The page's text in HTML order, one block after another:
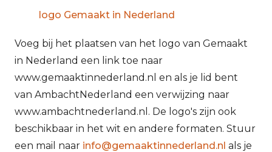
logo Gemaakt in Nederland
Voeg bij het plaatsen van het logo van Gemaakt
in Nederland een link toe naar
www.gemaaktinnederland.nl en als je lid bent
van AmbachtNederland een verwijzing naar
www.ambachtnederland.nl. De logo's zijn ook
beschikbaar in het wit en andere formaten. Stuur
een mail naar info@gemaaktinnederland.nl als je